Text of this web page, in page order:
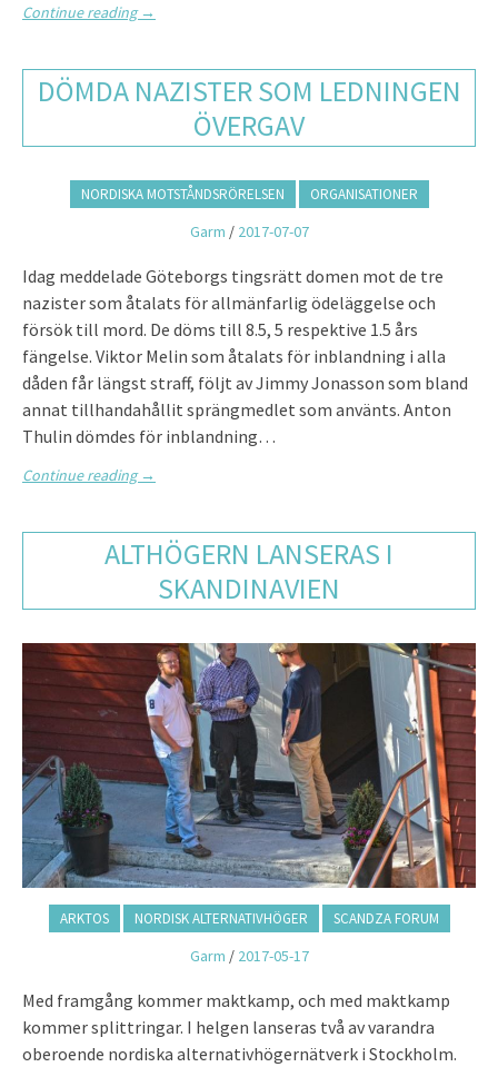
Continue reading →
DÖMDA NAZISTER SOM LEDNINGEN
ÖVERGAV
NORDISKA MOTSTÅNDSRÖRELSEN ORGANISATIONER
Garm / 2017-07-07
Idag meddelade Göteborgs tingsrätt domen mot de tre
nazister som åtalats för allmänfarlig ödeläggelse och
försök till mord. De döms till 8.5, 5 respektive 1.5 års
fängelse. Viktor Melin som åtalats för inblandning i alla
dåden får längst straff, följt av Jimmy Jonasson som bland
annat tillhandahållit sprängmedlet som använts. Anton
Thulin dömdes för inblandning…
Continue reading →
ALTHÖGERN LANSERAS I
SKANDINAVIEN
ARKTOS NORDISK ALTERNATIVHÖGER SCANDZA FORUM
Garm / 2017-05-17
Med framgång kommer maktkamp, och med maktkamp
kommer splittringar. I helgen lanseras två av varandra
oberoende nordiska alternativhögernätverk i Stockholm.